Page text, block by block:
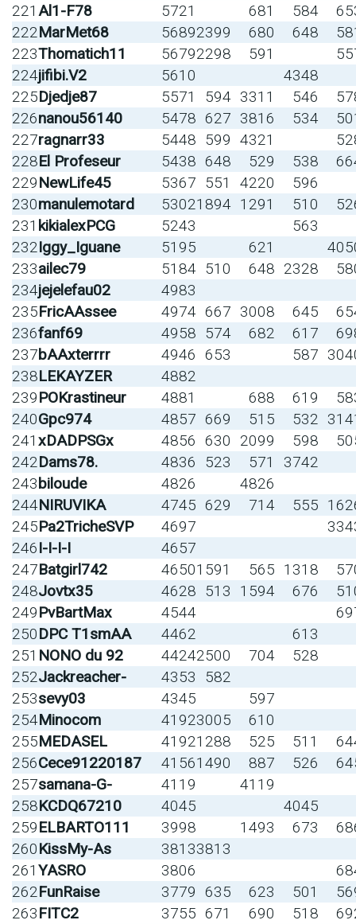
221 Al1-F78 5721 681 584
222MarMet68 56892399 680 648
223Thomatich11 56792298 591
224jifibi.V2 5610
4348
225Djedje87 5571 594 3311 546
226nanou56140 5478 627 3816 534
227ragnarr33 5448 599 4321
228El Profeseur 5438 648 529 538
229NewLife45 5367 551 4220
596
230manulemotard 53021894 1291 510
231 kikialexPCG 5243
563
232Iggy_Iguane 5195 621
233ailec79 5184 510 648 2328
234jejelefau02
4983
235FricAAssee 4974 667 3008 645
236fanf69 4958 574 682 617
237bAAxterrrr 4946 653 587
238LEKAYZER
4882
239POKrastineur 4881 688 619
240Gpc974 4857 669 515 532
241 xDADPSGx 4856 630 2099 598
242Dams78. 4836 523 571
3742
243biloude 4826
4826
244NIRUVIKA 4745 629 714 555
245Pa2TricheSVP 4697
246I-I-I-I
4657
247Batgirl742 46501591 565 1318
248Jovtx35 4628 513 1594 676
249PvBartMax 4544
250DPC T1smAA 4462
613
251 NONO du 92 44242500 704
528
252Jackreacher- 4353
582
253sevy03 4345
597
254Minocom 41923005
610
255MEDASEL 41921288 525 511
256Cece91220187 41561490 887 526
257samana-G- 4119
4119
258KCDQ67210 4045
4045
259ELBARTO111 3998 1493 673
260KissMy-As 38133813
261 YASRO 3806
262FunRaise 3779 635 623 501
263FITC2 3755 671 690 518